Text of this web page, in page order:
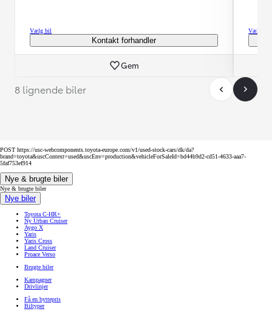
Vælg bil
Kontakt forhandler
Gem
Vælg bil
8 lignende biler
POST https://usc-webcomponents.toyota-europe.com/v1/used-stock-cars/dk/da?
brand=toyota&uscContext=used&uscEnv=production&vehicleForSaleId=bd44b9d2-cd51-4633-aaa7-
5faf753ef914
Nye & brugte biler
Nye & brugte biler
Nye biler
Toyota C-HR+
Ny Urban Cruiser
Aygo X
Yaris
Yaris Cross
Land Cruiser
Proace Verso
Brugte biler
Kampagner
Drivlinjer
Få en byttepris
Biltyper